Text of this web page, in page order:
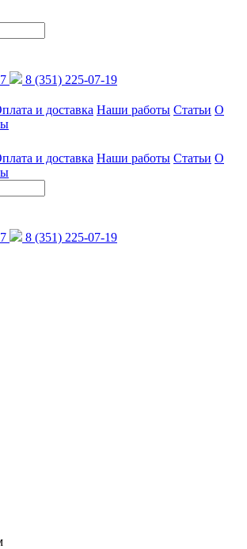
8 (351) 225-07-19
и доставка Наши работы Статьи О
и доставка Наши работы Статьи О
8 (351) 225-07-19